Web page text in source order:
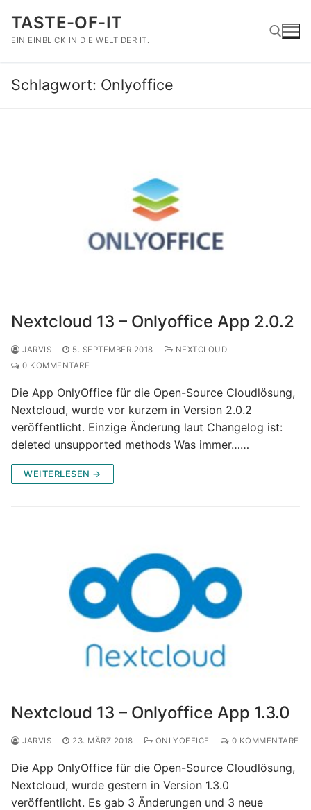
Inhalt
springen
TASTE-OF-IT
EIN EINBLICK IN DIE WELT DER IT.
Suchen nach:
Schlagwort: Onlyoffice
Nextcloud 13 – Onlyoffice App 2.0.2
JARVIS 5. SEPTEMBER 2018
NEXTCLOUD
0 KOMMENTARE
Die App OnlyOffice für die Open-Source Cloudlösung,
Nextcloud, wurde vor kurzem in Version 2.0.2
veröffentlicht. Einzige Änderung laut Changelog ist:
deleted unsupported methods Was immer……
WEITERLESEN →
Nextcloud 13 – Onlyoffice App 1.3.0
JARVIS 23. MÄRZ 2018 ONLYOFFICE 0 KOMMENTARE
Die App OnlyOffice für die Open-Source Cloudlösung,
Nextcloud, wurde gestern in Version 1.3.0
veröffentlicht. Es gab 3 Änderungen und 3 neue